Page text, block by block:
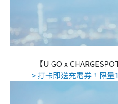
【U GO x
> 打卡即送充電券！限